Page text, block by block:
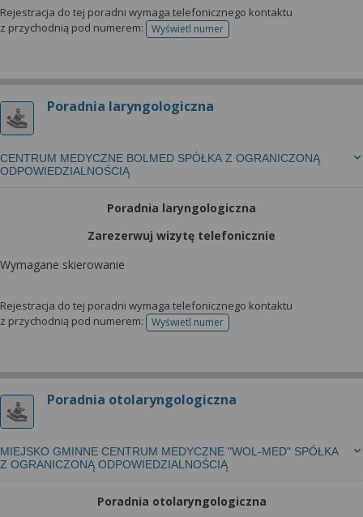
Rejestracja do tej poradni wymaga telefonicznego kontaktu
z przychodnią pod numerem:
Wyświetl numertelefonu do rejestracji
Poradnia laryngologiczna
CENTRUM MEDYCZNE BOLMED SPÓŁKA Z OGRANICZONĄ
ODPOWIEDZIALNOŚCIĄ
Poradnia laryngologiczna
Zarezerwuj wizytę telefonicznie
Wymagane skierowanie
Rejestracja do tej poradni wymaga telefonicznego kontaktu
z przychodnią pod numerem:
Wyświetl numertelefonu do rejestracji
Poradnia otolaryngologiczna
MIEJSKO GMINNE CENTRUM MEDYCZNE "WOL-MED" SPÓŁKA
Z OGRANICZONĄ ODPOWIEDZIALNOŚCIĄ
Poradnia otolaryngologiczna